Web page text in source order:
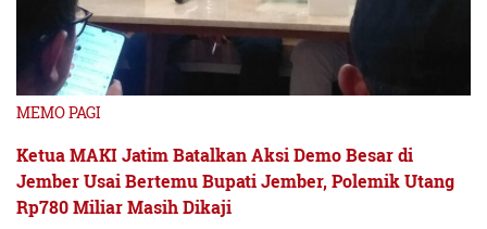
MEMO PAGI
Ketua MAKI Jatim Batalkan Aksi Demo Besar di
Jember Usai Bertemu Bupati Jember, Polemik Utang
Rp780 Miliar Masih Dikaji